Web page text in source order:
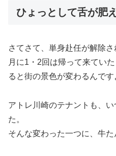
ひょっとして舌が肥
さてさて、単身赴任が解除さ
月に1・2回は帰って来てい
ると街の景色が変わるんです
アトレ川崎のテナントも、
た。
そんな変わった一つに、牛た